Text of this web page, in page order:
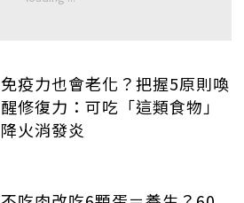
免疫力也會老化？把握5原則喚
醒修復力：可吃「這類食物」
降火消發炎